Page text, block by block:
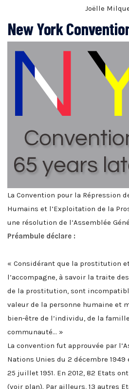
Joëlle
New York
La Convention pour la Répression
Humains et l’Exploitation de la
une résolution de l’Assemblée
Préambule déclare :
« Considérant que la prostitution
l’accompagne, à savoir la traite
de la prostitution, sont
valeur de la personne humaine et
bien-être de l’individu, de la
communauté… »
La convention fut approuvée par
Nations Unies du 2 décembre
25 juillet 1951. En 2012, 82 Etats
(voir plan). Par ailleurs, 13 autres